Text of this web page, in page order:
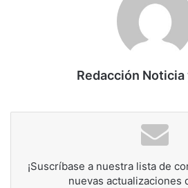
Redacción Noticia
¡Suscríbase a nuestra lista de
nuevas actualizaciones